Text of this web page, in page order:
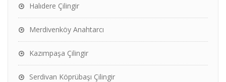
Halıdere Çilingir
Merdivenköy Anahtarcı
Kazımpaşa Çilingir
Serdivan Köprübaşı Çilingir